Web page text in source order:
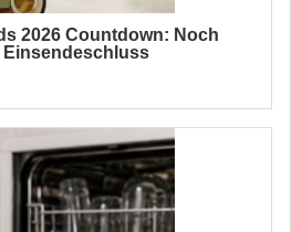
2026 Countdown: Noch
Einsendeschluss